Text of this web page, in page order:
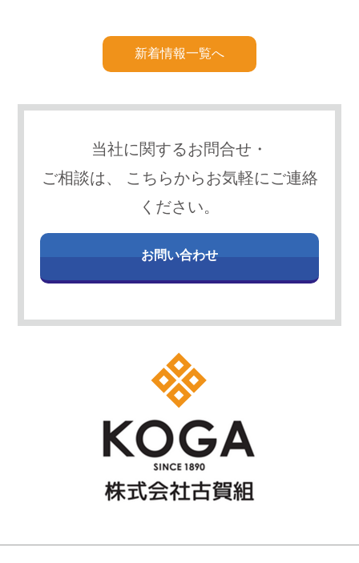
新着情報一覧へ
当社に関するお問合せ・
ご相談は、
こちらからお気軽にご連絡
ください。
お問い合わせ